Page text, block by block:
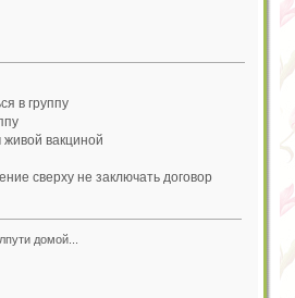
в группу
живой вакциной
сверху не заключать договор
домой...